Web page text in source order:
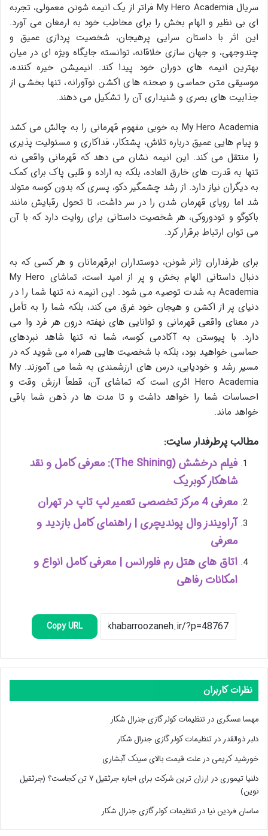
سریال My Hero Academia فراتر از یک انیمه شونن معمولی، تجربه
ای بی نظیر و الهام بخش را برای مخاطب خود به ارمغان می آورد.
این اثر با داستان سرایی پرهیجان، شخصیت پردازی عمیق و
چندوجهی، و جهان سازی خلاقانه، توانسته جایگاه ویژه ای در میان
بهترین انیمه های دوران خود پیدا کند. انیمیشن خیره کننده،
موسیقی متن حماسی و صحنه های اکشن نوآورانه، تنها بخشی از
جذابیت های بصری و شنیداری آن را تشکیل می دهند.
My Hero Academia به خوبی مفهوم قهرمانی را به چالش می کشد
و پیام هایی عمیق درباره تلاش، پشتکار، فداکاری و مسئولیت پذیری
را منتقل می کند. این انیمه نشان می دهد که قهرمانی واقعی نه
تنها به قدرت های خارق العاده، بلکه به اراده و قلبی پاک برای کمک
به دیگران نیاز دارد. از رشد چشمگیر دکو، پسری که بدون کوسه متولد
شد اما رویای قهرمان شدن را در سر داشت، تا تحول رقبایش مانند
باکوگو و تودوروکی، هر شخصیت داستانی برای روایت دارد که با آن
می توان ارتباط برقرار کرد.
برای طرفداران ژانر شونن، دوستداران ابرقهرمانان و هر کسی که به
دنبال داستانی الهام بخش و پر از امید است، تماشای My Hero
Academia به شدت توصیه می شود. این انیمه نه تنها شما را در
دنیای پر از اکشن و هیجان خود غرق می کند، بلکه شما را به تأمل
در معنای واقعی قهرمانی و توانایی های نهفته درون هر فرد وا می
دارد. با پیوستن به آکادمی کوسه، شما نه تنها شاهد نبردهای
حماسی خواهید بود، بلکه با شخصیت هایی همراه می شوید که در
مسیر رشد و خودیابی، درس های ارزشمندی به شما می آموزند. My
Hero Academia اثری است که تماشای آن، قطعاً ارزش وقت و
احساسات شما را خواهد داشت و تا مدت ها در ذهن شما باقی
خواهد ماند.
مطالب پرطرفدار سایت:
فیلم درخشش (The Shining): معرفی کامل و نقد
شاهکار کوبریک
معرفی 4 مرکز تخصصی تعمیر لپ تاپ در تهران
آراویندز وال پوندیچری | راهنمای کامل بازدید و
معرفی
اتاق های هتل رم فلورانس | معرفی کامل انواع و
امکانات رفاهی
Copy URL
نظرات کاربران
مهسا عسگریدر تنظیمات کولر گازی جنرال شکار
دلبر ذوالقدر در تنظیمات کولر گازی جنرال شکار
خورشید کریمیدر علت قیمت بالای سینک آبشاری
دلنیا تیموریدر
ارزان ترین شرکت برای اجاره جرثقیل ۷ تن کجاست؟ (جرثقیل
نوین)
ساسان فردین نیادر تنظیمات کولر گازی جنرال شکار